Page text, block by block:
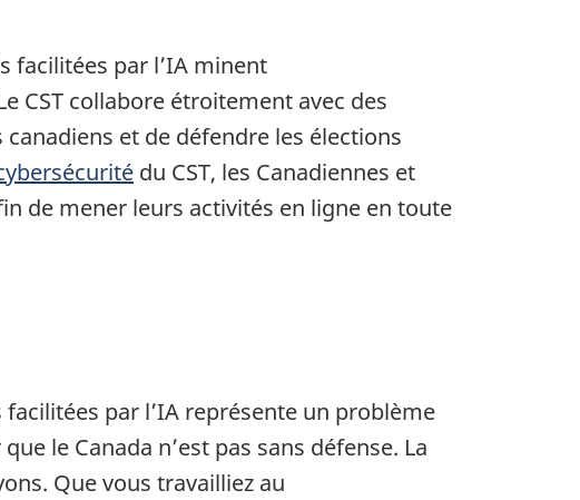
facilitées par l’IA minent
CST collabore étroitement avec des
et de défendre les élections
du CST, les Canadiennes et
de mener leurs activités en ligne en toute
par l’IA représente un problème
le Canada n’est pas sans défense. La
Que vous travailliez au